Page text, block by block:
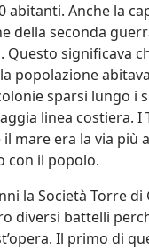
abitanti. Anche la
della seconda
Questo significava
popolazione
sparsi lungo i
linea costiera. I
mare era la via più
con il popolo.
la Società Torre di
diversi battelli
Il primo di